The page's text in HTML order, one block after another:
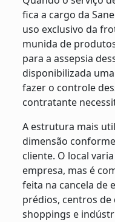
fica a cargo da
uso exclusivo da
munida de
para a assepsia
disponibilizada
fazer o controle
contratante
A estrutura mais
dimensão
cliente. O local
empresa, mas é
feita na cancela de
prédios, centros
shoppings e